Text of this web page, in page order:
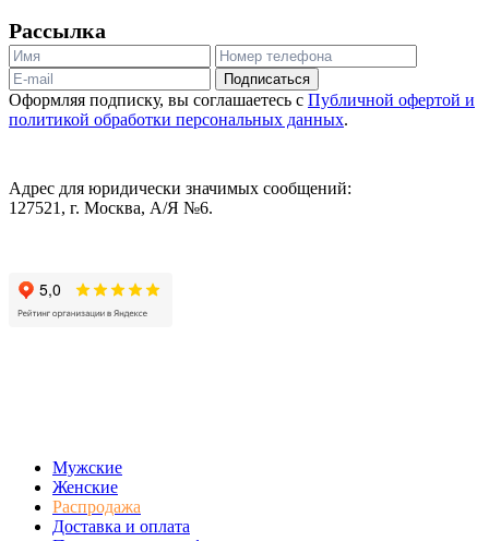
Рассылка
Подписаться
Оформляя подписку, вы соглашаетесь с Публичной офертой и
политикой обработки персональных данных.
Адрес для юридически значимых сообщений:
127521, г. Москва, А/Я №6.
Мужские
Женские
Распродажа
Доставка и оплата